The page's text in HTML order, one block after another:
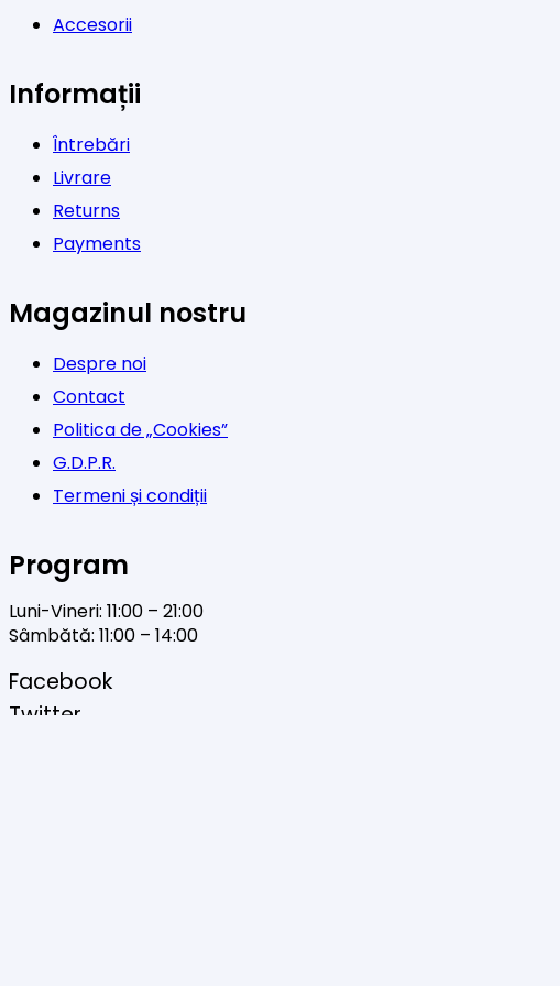
Accesorii
Informații
Întrebări
Livrare
Returns
Payments
Magazinul nostru
Despre noi
Contact
Politica de „Cookies”
G.D.P.R.
Termeni și condiții
Program
Luni-Vineri: 11:00 – 21:00
Sâmbătă: 11:00 – 14:00
Facebook
Twitter